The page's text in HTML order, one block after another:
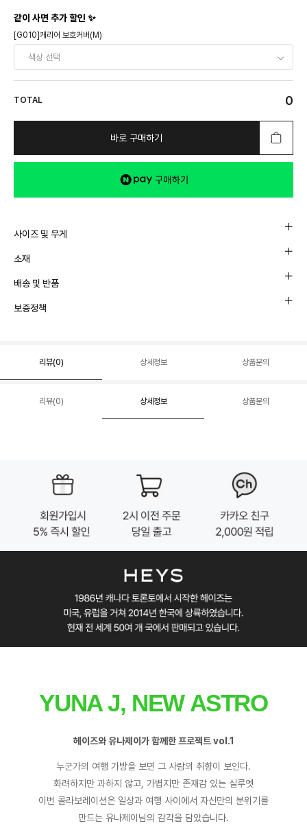
같이 사면 추가 할인 ✨
[G010]캐리어 보호커버(M)
TOTAL 0
바로 구매하기
사이즈 및 무게
소재
배송 및 반품
보증정책
리뷰(0) 상세정보 상품문의
리뷰(0) 상세정보 상품문의
YUNA J, NEW ASTRO
헤이즈와 유나제이가 함께한 프로젝트 vol.1
누군가의 여행 가방을 보면 그 사람의 취향이 보인다.
화려하지만 과하지 않고, 가볍지만 존재감 있는 실루엣
이번 콜라보레이션은 일상과 여행 사이에서 자신만의 분위기를
만드는 유나제이님의 감각을 담았습니다.